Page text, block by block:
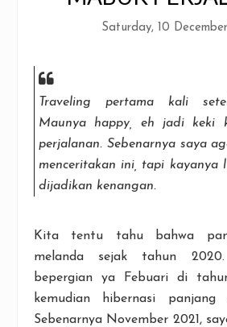
Saturday, 10
Traveling pertama kali
Maunya happy, eh jadi keki
perjalanan. Sebenarnya saya
menceritakan ini, tapi kayanya
dijadikan kenangan.
Kita tentu tahu bahwa
melanda sejak tahun
bepergian ya Febuari di
kemudian hibernasi
Sebenarnya November 2021,